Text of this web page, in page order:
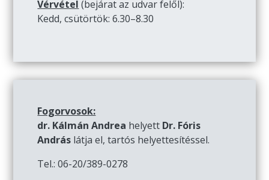
Vérvétel (bejárat az udvar felől):
Kedd, csütörtök: 6.30–8.30
Fogorvosok:
dr. Kálmán Andrea helyett Dr. Fóris
András látja el, tartós helyettesítéssel.
Tel.: 06-20/389-0278